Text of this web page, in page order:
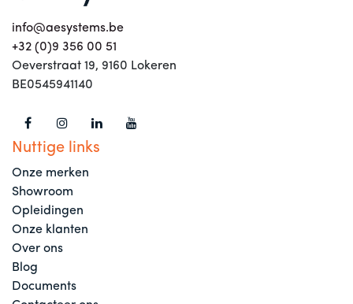
info@aesystems.be
+32 (0)9 356 00 51
Oeverstraat 19, 9160 Lokeren
BE0545941140
Nuttige links
Onze merken
Showroom
Opleidingen
Onze klanten
Over ons
Blog
Documents